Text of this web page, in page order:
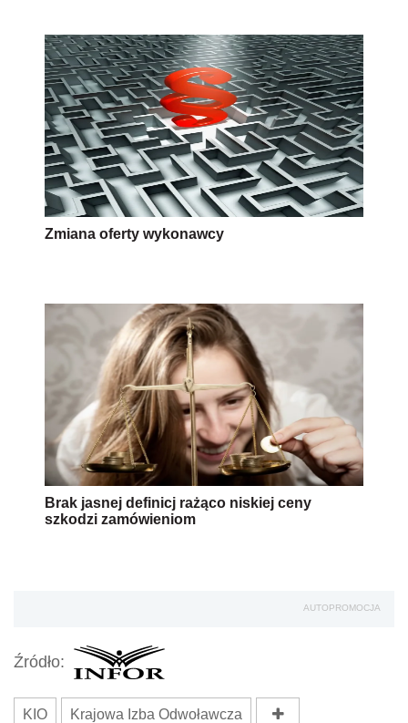
Zmiana oferty wykonawcy
Brak jasnej definicj rażąco niskiej ceny
szkodzi zamówieniom
AUTOPROMOCJA
Źródło:
KIO Krajowa Izba Odwoławcza